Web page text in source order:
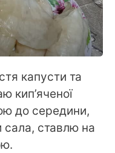
капусти та
кип’яченої
до середини,
сала, ставлю на